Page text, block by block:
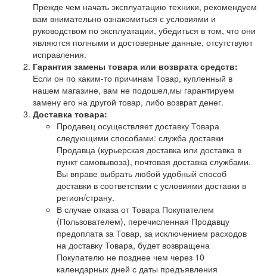
Прежде чем начать эксплуатацию техники, рекомендуем
вам внимательно ознакомиться с условиями и
руководством по эксплуатации, убедиться в том, что они
являются полными и достоверные данные, отсутствуют
исправления.
Гарантия замены товара или возврата средств:
Если он по каким-то причинам Товар, купленный в
нашем магазине, вам не подошел,мы гарантируем
замену его на другой товар, либо возврат денег.
Доставка товара:
Продавец осуществляет доставку Товара
следующими способами: служба доставки
Продавца (курьерская доставка или доставка в
пункт самовывоза), почтовая доставка службами.
Вы вправе выбрать любой удобный способ
доставки в соответствии с условиями доставки в
регион/страну.
В случае отказа от Товара Покупателем
(Пользователем), перечисленная Продавцу
предоплата за Товар, за исключением расходов
на доставку Товара, будет возвращена
Покупателю не позднее чем через 10
календарных дней с даты предъявления